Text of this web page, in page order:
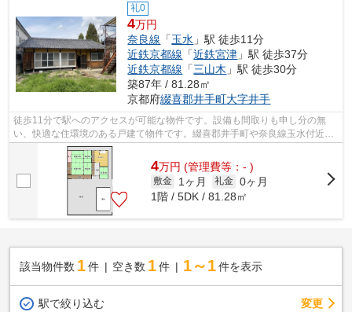
礼0
4万円
奈良線 「玉水 」駅 徒歩11分
近鉄京都線 「近鉄宮津 」駅 徒歩37分
近鉄京都線 「三山木 」駅 徒歩30分
築87年 / 81.28㎡
京都府綴喜郡井手町大字井手
徒歩11分で駅へのアクセスが可能な物件です。設備も間取りも申し分の無
い、快適な住環境のある戸建て物件です。綴喜郡井手町や奈良線玉水付近で
あなたのライフスタイルに合った賃貸戸...
4万円 (管理費等：- )
敷金 1ヶ月 礼金 0ヶ月
1階 / 5DK / 81.28㎡
該当物件数 1件 空き数 1 件 1～1 件を表示
駅で絞り込む 変更